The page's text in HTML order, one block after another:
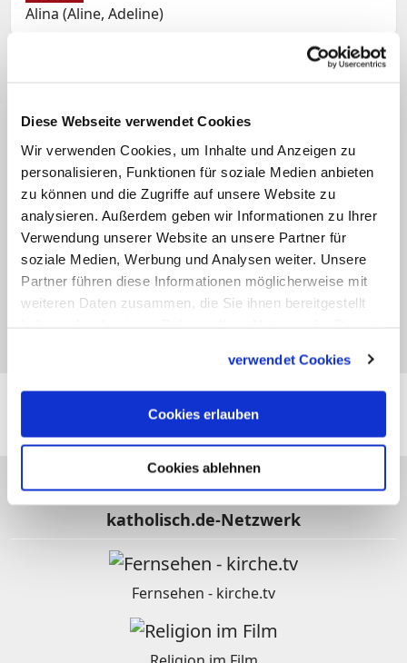
Diese Webseite verwendet Cookies
Wir verwenden Cookies, um Inhalte und Anzeigen zu
personalisieren, Funktionen für soziale Medien anbieten
zu können und die Zugriffe auf unsere Website zu
analysieren. Außerdem geben wir Informationen zu Ihrer
Verwendung unserer Website an unsere Partner für
soziale Medien, Werbung und Analysen weiter. Unsere
Partner führen diese Informationen möglicherweise mit
weiteren Daten zusammen, die Sie ihnen bereitgestellt
verwendet Cookies
Cookies erlauben
Cookies ablehnen
Alina (Aline, Adeline)
28.08
Elmar (Elmer)
28.08
Hermes
28.08
Folgen Siekatholisch.deauch hier:
katholisch.de-Netzwerk
Fernsehen - kirche.tv